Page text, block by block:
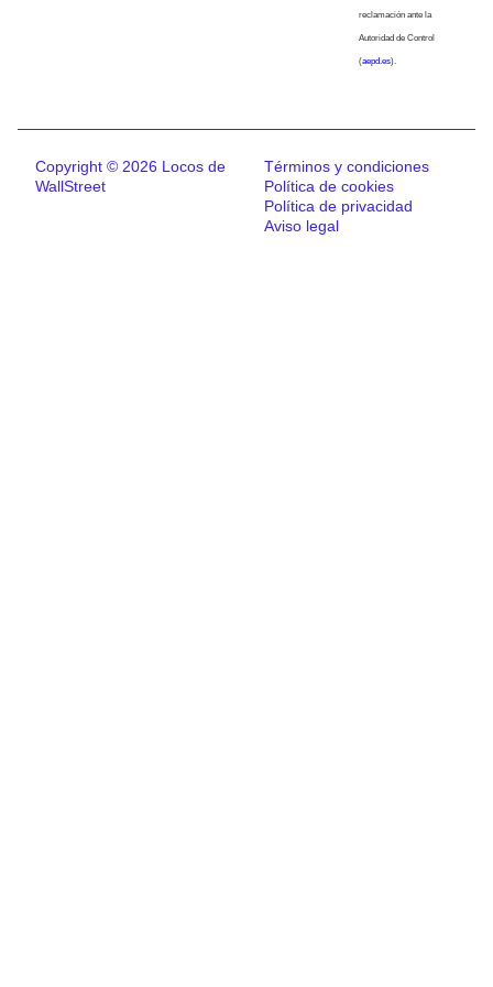
reclamación ante la
Autoridad de Control
(aepd.es).
Copyright © 2026 Locos de
WallStreet
Términos y condiciones
Política de cookies
Política de privacidad
Aviso legal